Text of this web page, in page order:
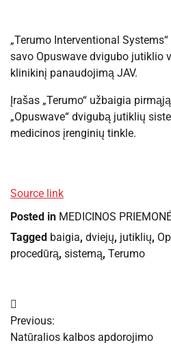
„Terumo Interventional
savo Opuswave dvigubo jutiklio
klinikinį panaudojimą JAV.
Įrašas „Terumo“ užbaigia
„Opuswave“ dvigubą jutiklių
medicinos įrenginių tinkle.
Source link
Posted in MEDICINOS
Tagged baigia, dviejų, jutiklių,
procedūrą, sistemą, Terumo
Navigacija
tarp
Previous:
Natūralios kalbos apdorojimo